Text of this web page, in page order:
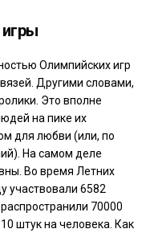
Олимпийских игр
Другими словами,
Это вполне
на пике их
для любви (или, по
На самом деле
Во время Летних
участвовали 6582
70000
штук на человека. Как